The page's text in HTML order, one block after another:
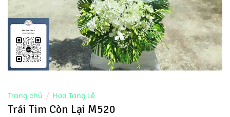
Trang chủ / Hoa Tang Lễ
Trái Tim Còn Lại M520